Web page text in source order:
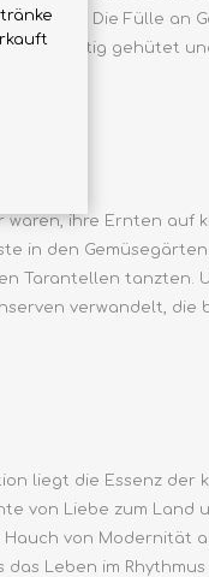
können. Die Fülle an
gehütet
ihre Ernten auf
in den
Tarantellen tanzten.
verwandelt, die
liegt die Essenz der
von Liebe zum Land
von Modernität
Leben im